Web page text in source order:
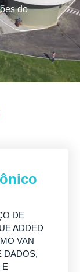
do
DE
ADDED
VAN
DADOS,
E